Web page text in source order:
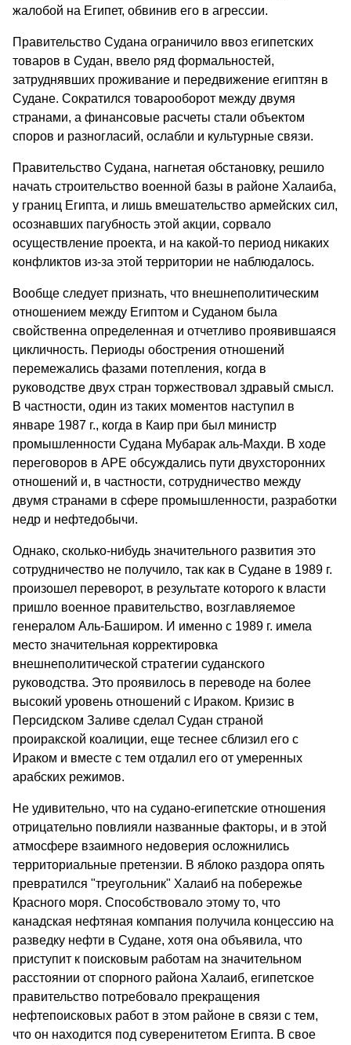
жалобой на Египет, обвинив его в агрессии.
Правительство Судана ограничило ввоз египетских
товаров в Судан, ввело ряд формальностей,
затруднявших проживание и передвижение египтян в
Судане. Сократился товарооборот между двумя
странами, а финансовые расчеты стали объектом
споров и разногласий, ослабли и культурные связи.
Правительство Судана, нагнетая обстановку, решило
начать строительство военной базы в районе Халаиба,
у границ Египта, и лишь вмешательство армейских сил,
осознавших пагубность этой акции, сорвало
осуществление проекта, и на какой-то период никаких
конфликтов из-за этой территории не наблюдалось.
Вообще следует признать, что внешнеполитическим
отношением между Египтом и Суданом была
свойственна определенная и отчетливо проявившаяся
цикличность. Периоды обострения отношений
перемежались фазами потепления, когда в
руководстве двух стран торжествовал здравый смысл.
В частности, один из таких моментов наступил в
январе 1987 г., когда в Каир при был министр
промышленности Судана Мубарак аль-Махди. В ходе
переговоров в АРЕ обсуждались пути двухсторонних
отношений и, в частности, сотрудничество между
двумя странами в сфере промышленности, разработки
недр и нефтедобычи.
Однако, сколько-нибудь значительного развития это
сотрудничество не получило, так как в Судане в 1989 г.
произошел переворот, в результате которого к власти
пришло военное правительство, возглавляемое
генералом Аль-Баширом. И именно с 1989 г. имела
место значительная корректировка
внешнеполитической стратегии суданского
руководства. Это проявилось в переводе на более
высокий уровень отношений с Ираком. Кризис в
Персидском Заливе сделал Судан страной
проиракской коалиции, еще теснее сблизил его с
Ираком и вместе с тем отдалил его от умеренных
арабских режимов.
Не удивительно, что на судано-египетские отношения
отрицательно повлияли названные факторы, и в этой
атмосфере взаимного недоверия осложнились
территориальные претензии. В яблоко раздора опять
превратился "треугольник" Халаиб на побережье
Красного моря. Способствовало этому то, что
канадская нефтяная компания получила концессию на
разведку нефти в Судане, хотя она объявила, что
приступит к поисковым работам на значительном
расстоянии от спорного района Халаиб, египетское
правительство потребовало прекращения
нефтепоисковых работ в этом районе в связи с тем,
что он находится под суверенитетом Египта. В свое